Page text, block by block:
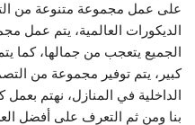
على عمل مجموعة متنوعة من
الديكورات العالمية، يتم عمل
الجميع يتعجب من جمالها، كما
كبير، يتم توفير مجموعة من
الداخلية في المنازل، نهتم
بنا ومن ثم التعرف على أفضل